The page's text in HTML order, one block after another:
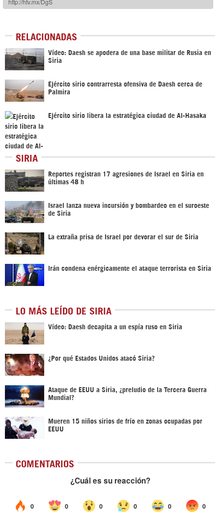
RELACIONADAS
Vídeo: Daesh se apodera de una base militar de Rusia en
Siria
Ejército sirio contrarresta ofensiva de Daesh cerca de
Palmira
Ejército sirio libera la estratégica ciudad de Al-Hasaka
SIRIA
Reportes registran 17 agresiones de Israel en Siria en
últimas 48 h
Israel lanza nueva incursión y bombardeo en el suroeste
de Siria
La extraña prisa de Israel por devorar el sur de Siria
Irán condena enérgicamente el ataque terrorista en Siria
LO MÁS LEÍDO DE SIRIA
Vídeo: Daesh decapita a un espía ruso en Siria
¿Por qué Estados Unidos atacó Siria?
Ataque de EEUU a Siria, ¿preludio de la Tercera Guerra
Mundial?
Mueren 15 niños sirios de frío en zonas ocupadas por
EEUU
COMENTARIOS